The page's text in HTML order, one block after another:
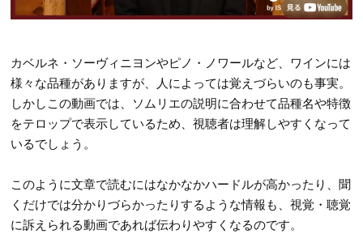
カベルネ・ソーヴィニヨンやピノ・ノワールなど、ワインには
様々な品種がありますが、人によっては覚えづらいのも事実。
しかしこの動画では、ソムリエの説明に合わせて品種名や特徴
をテロップで表示しているため、視聴者は理解しやすくなって
いるでしょう。
このように文章で読むにはなかなかハードルが高かったり、聞
くだけでは分かりづらかったりするような情報も、視覚・聴覚
に訴えられる動画であれば伝わりやすくなるのです。